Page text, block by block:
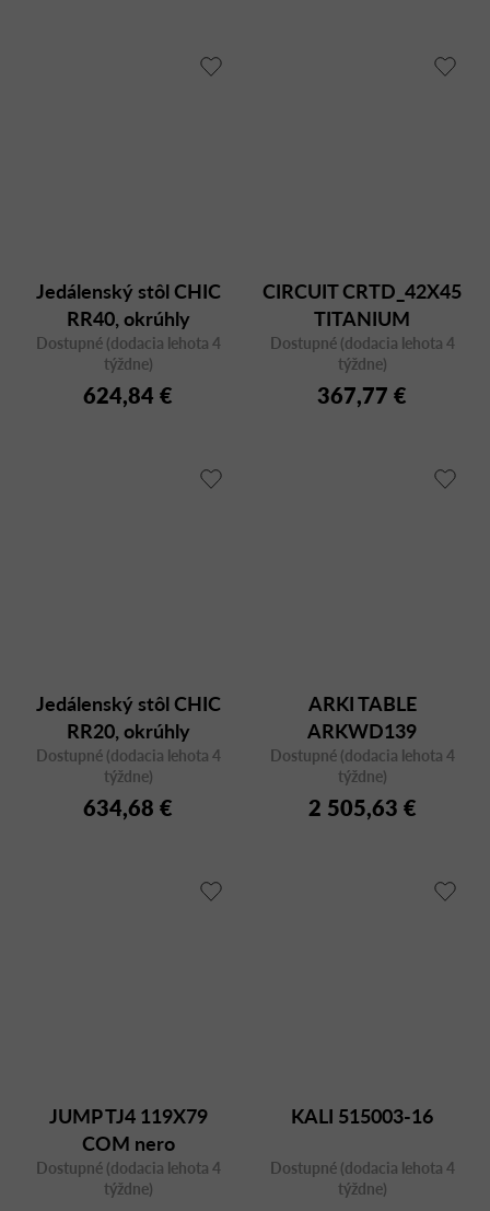
Jedálenský stôl CHIC
RR40, okrúhly
Dostupné (dodacia lehota 4
týždne)
624,84 €
CIRCUIT CRTD_42X45
TITANIUM
Dostupné (dodacia lehota 4
týždne)
367,77 €
Jedálenský stôl CHIC
RR20, okrúhly
Dostupné (dodacia lehota 4
týždne)
634,68 €
ARKI TABLE
ARKWD139
Dostupné (dodacia lehota 4
týždne)
2 505,63 €
JUMP TJ4 119X79
COM nero
Dostupné (dodacia lehota 4
týždne)
KALI 515003-16
Dostupné (dodacia lehota 4
týždne)